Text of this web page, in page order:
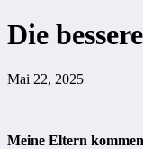
Die
Mai 22, 2025
Meine Eltern